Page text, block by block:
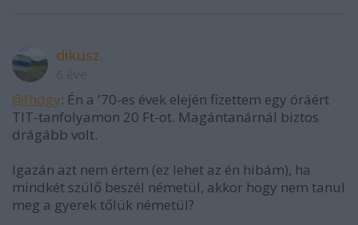
dikusz.
@fhdgy: Én a '70-es évek elején fizettem egy óráért
TIT-tanfolyamon 20 Ft-ot. Magántanárnál biztos
drágább volt.
Igazán azt nem értem (ez lehet az én hibám), ha
mindkét szülő beszél németül, akkor hogy nem tanul
meg a gyerek tőlük németül?